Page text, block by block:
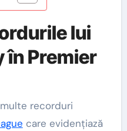
lui
în Premier
recorduri
care evidențiază